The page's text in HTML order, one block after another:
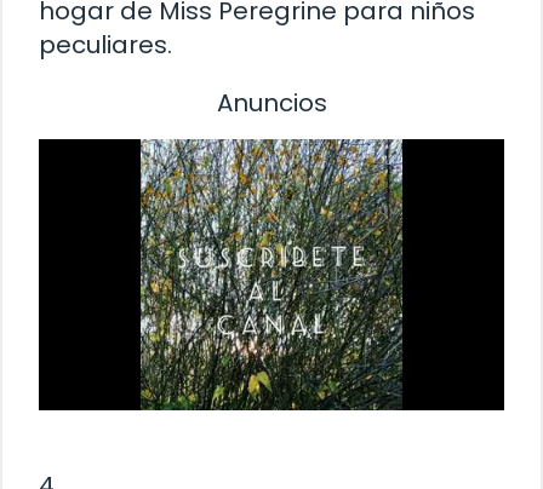
hogar de Miss Peregrine para niños
peculiares.
Anuncios